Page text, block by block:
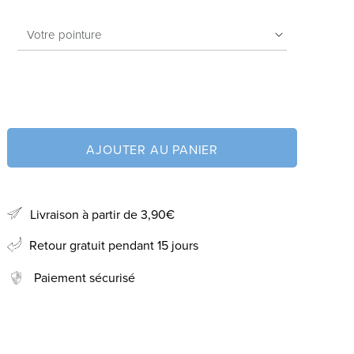
AJOUTER AU PANIER
Livraison à partir de 3,90€
Retour gratuit pendant 15 jours
Paiement sécurisé